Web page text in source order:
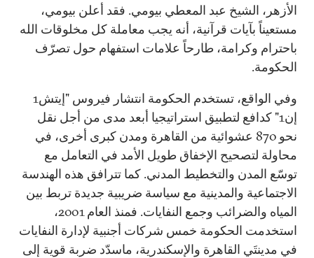
الأزهر، الشيخ عبد المعطي بيومي. فقد أعلن بيومي،
مستعيناً بآيات قرآنية، أنه يجب معاملة كل مخلوقات الله
باحترام وكرامة، طارحاً علامات استفهام حول تصرّف
الحكومة.
وفي الواقع، تستخدم الحكومة انتشار فيروس "إيتش1
إن1" كدافع لتطبيق استراتيجيا أبعد مدى من أجل نقل
نحو 870 عشوائية من القاهرة ومدن كبرى أخرى، في
محاولة لتصحيح الإخفاق طويل الأمد في التعامل مع
توسّع المدن والتخطيط المدني. كما تترافق هذه الهندسة
الاجتماعية والمدينية مع سياسة ضريبية جديدة تربط بين
المياه والضرائب وجمع النفايات. فمنذ العام 2001،
استخدمت الحكومة خمس شركات أجنبية لإدارة النفايات
في مدينتَي القاهرة والإسكندرية، ماسدّد ضربة قوية إلى